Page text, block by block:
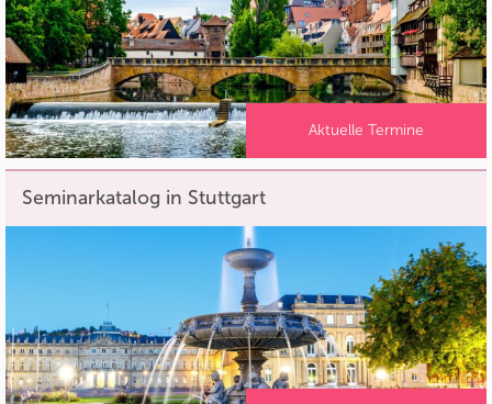
Aktuelle Termine
Seminarkatalog in Stuttgart